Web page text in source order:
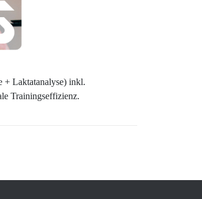
+ Laktatanalyse) inkl.
Trainingseffizienz.